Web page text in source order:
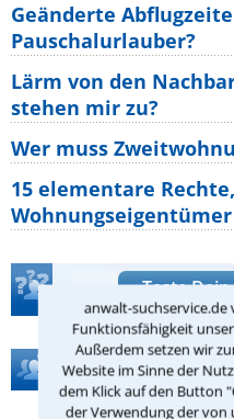
anwalt-suchservice.de
Funktionsfähigkeit
Außerdem setzen wir
Website im Sinne der
dem Klick auf den Button
der Verwendung der von
Geänderte
Pauschalurlauber?
Lärm von den
stehen mir zu?
Wer muss
15 elementare
Teste
Hilfe bei Ihrer